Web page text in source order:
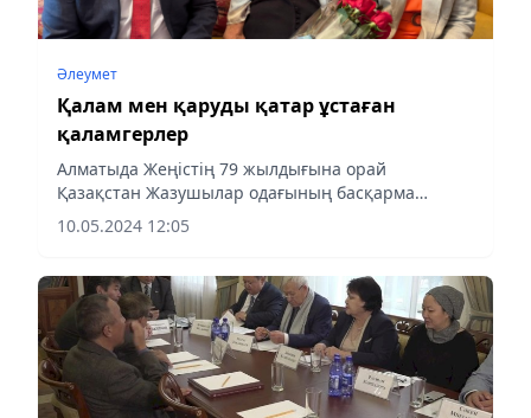
Әлеумет
Қалам мен қаруды қатар ұстаған
қаламгерлер
Алматыда Жеңістің 79 жылдығына орай
Қазақстан Жазушылар одағының басқарма
төрағасы Мереке Құлкенов бастаған бір топ
зиялы қауым майдангер жазушылардың
мерекесімен...
10.05.2024 12:05